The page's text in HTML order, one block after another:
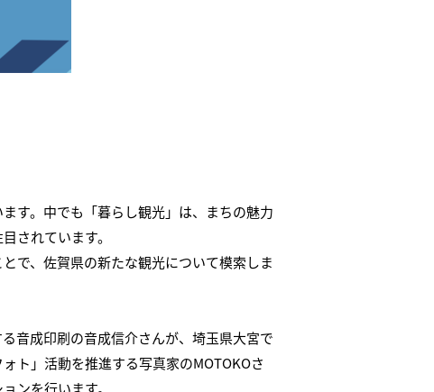
す。中でも「暮らし観光」は、まちの魅力
されています。
で、佐賀県の新たな観光について模索しま
音成印刷の音成信介さんが、埼玉県大宮で
ト」活動を推進する写真家のMOTOKOさ
ンを行います。